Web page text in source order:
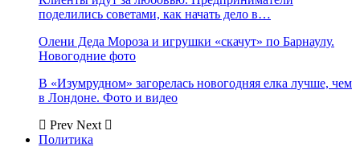
поделились советами, как начать дело в…
Олени Деда Мороза и игрушки «скачут» по Барнаулу.
Новогодние фото
В «Изумрудном» загорелась новогодняя елка лучше, чем
в Лондоне. Фото и видео
Prev Next
Политика